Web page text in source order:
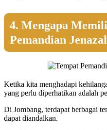
4. Mengapa
Pemandian
Ketika kita menghadapi
yang perlu diperhatikan adalah
Di Jombang, terdapat berbagai
dapat diandalkan.